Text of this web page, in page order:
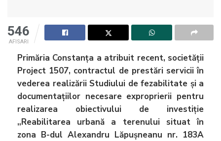
546
AFISARI
Primăria Constanța a atribuit recent, societății
Project 1507, contractul de prestări servicii în
vederea realizării Studiului de fezabilitate și a
documentațiilor necesare exproprierii pentru
realizarea obiectivului de investiție
„Reabilitarea urbană a terenului situat în
zona B-dul Alexandru Lăpușneanu nr. 183A